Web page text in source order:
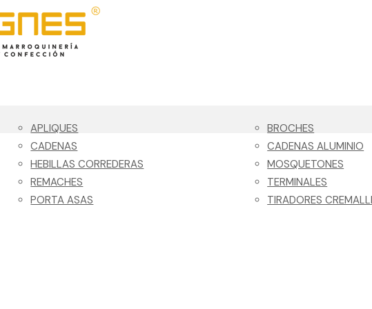
APLIQUES
BROCHES
CADENAS
CADENAS ALUMINIO
HEBILLAS CORREDERAS
MOSQUETONES
REMACHES
TERMINALES
PORTA ASAS
TIRADORES